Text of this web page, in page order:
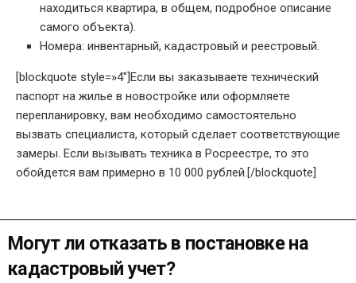
находиться квартира, в общем, подробное описание
самого объекта).
Номера: инвентарный, кадастровый и реестровый.
[blockquote style=»4″]Если вы заказываете технический
паспорт на жилье в новостройке или оформляете
перепланировку, вам необходимо самостоятельно
вызвать специалиста, который сделает соответствующие
замеры. Если вызывать техника в Росреестре, то это
обойдется вам примерно в 10 000 рублей.[/blockquote]
Могут ли отказать в постановке на
кадастровый учет?